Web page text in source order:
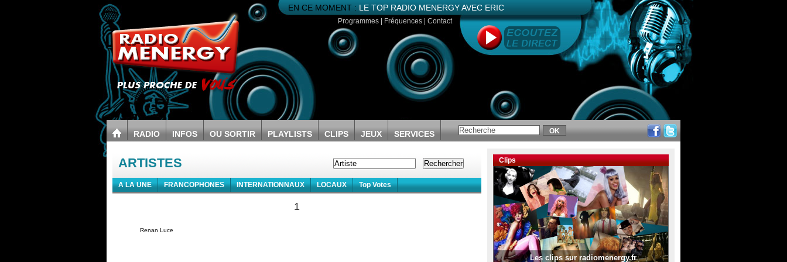
EN CE MOMENT : LE TOP RADIO MENERGY AVEC ERIC
Programmes Fréquences Contact
RADIO INFOS OU SORTIR PLAYLISTS CLIPS JEUX SERVICES
ARTISTES
A LA UNE FRANCOPHONES INTERNATIONNAUX LOCAUX Top Votes
1
Renan Luce
Clips
Les clips sur radiomenergy.fr